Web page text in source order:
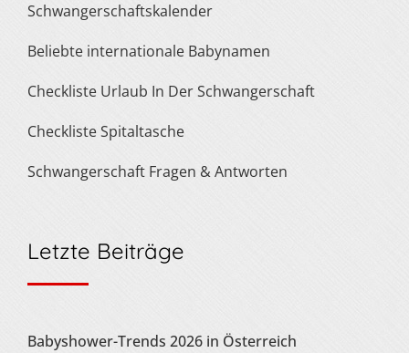
Schwangerschaftskalender
Beliebte internationale Babynamen
Checkliste Urlaub In Der Schwangerschaft
Checkliste Spitaltasche
Schwangerschaft Fragen & Antworten
Letzte Beiträge
Babyshower-Trends 2026 in Österreich